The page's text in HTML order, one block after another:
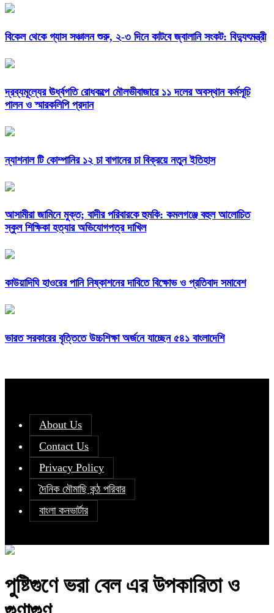
বিকেল থেকে গ্যাস সঞ্চালন শুরু, ২-৩ দিনে কাটবে জ্বালানি সংকট: বিদ্যুৎমন্ত্রী
দ্রব্যমূল্যের ঊর্ধ্বগতি রোধকল্পে মৌলভীবাজারে ১১ দলের অবস্থান কর্মসূচি
পালন ও স্মারকলিপি প্রদান
ন্যাশনাল টি কোম্পানির ১২ চা বাগানের চা বিক্রয়ে নতুন ইতিহাস
আসামীরা জামিনে মুক্ত; বাদীর পরিবারকে হুমকি: কমলগঞ্জে বহুল আলোচিত
স্কুল শিক্ষিকা হত্যার অভিযোগপত্র দাখিল
কাউয়াদিঘি হাওরের পানি নিষ্কাশনের দাবিতে বিক্ষোভ ও প্রতিবাদ সমাবেশ
ভারত সরকারের বৃত্তিতে উচ্চশিক্ষা অর্জনে যাচ্ছেন ৫৪১ বাংলাদেশি
About Us
Contact Us
Privacy Policy
দৈনিক মৌমাছি কন্ঠ পরিবার
বাংলা কনভার্টার
পুষ্টিগুণে ভরা বেল এর উপকারিতা ও